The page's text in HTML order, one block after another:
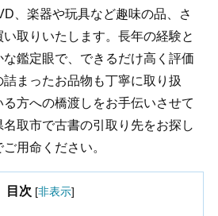
、楽器や玩具など趣味の品、さ
取りいたします。長年の経験と
鑑定眼で、できるだけ高く評価
まったお品物も丁寧に取り扱
方への橋渡しをお手伝いさせて
取市で古書の引取り先をお探し
用命ください。
目次 [非表示]